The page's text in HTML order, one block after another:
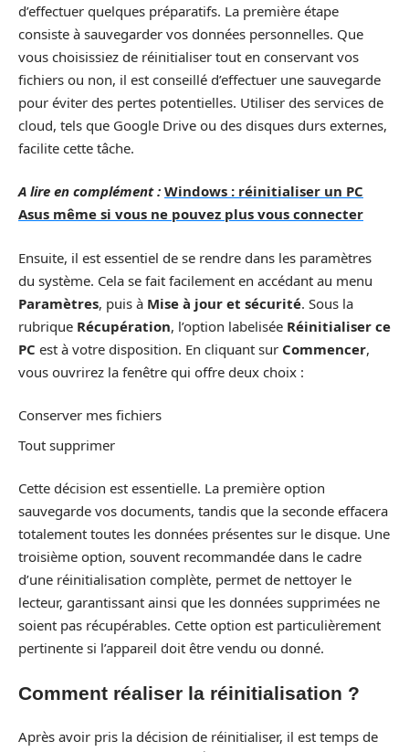
d’effectuer quelques préparatifs. La première étape
consiste à sauvegarder vos données personnelles. Que
vous choisissiez de réinitialiser tout en conservant vos
fichiers ou non, il est conseillé d’effectuer une sauvegarde
pour éviter des pertes potentielles. Utiliser des services de
cloud, tels que Google Drive ou des disques durs externes,
facilite cette tâche.
A lire en complément : Windows : réinitialiser un PC
Asus même si vous ne pouvez plus vous connecter
Ensuite, il est essentiel de se rendre dans les paramètres
du système. Cela se fait facilement en accédant au menu
Paramètres, puis à Mise à jour et sécurité. Sous la
rubrique Récupération, l’option labelisée Réinitialiser ce
PC est à votre disposition. En cliquant sur Commencer,
vous ouvrirez la fenêtre qui offre deux choix :
Conserver mes fichiers
Tout supprimer
Cette décision est essentielle. La première option
sauvegarde vos documents, tandis que la seconde effacera
totalement toutes les données présentes sur le disque. Une
troisième option, souvent recommandée dans le cadre
d’une réinitialisation complète, permet de nettoyer le
lecteur, garantissant ainsi que les données supprimées ne
soient pas récupérables. Cette option est particulièrement
pertinente si l’appareil doit être vendu ou donné.
Comment réaliser la réinitialisation ?
Après avoir pris la décision de réinitialiser, il est temps de